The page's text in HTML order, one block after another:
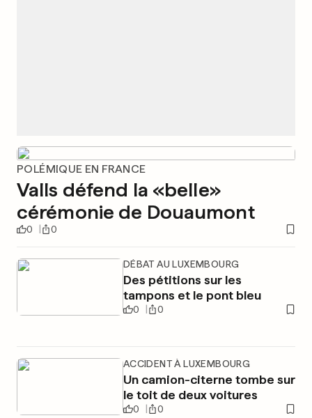
POLÉMIQUE EN FRANCE
Valls défend la «belle»
cérémonie de Douaumont
0 0
DÉBAT AU LUXEMBOURG
Des pétitions sur les
tampons et le pont bleu
0 0
ACCIDENT À LUXEMBOURG
Un camion-citerne tombe sur
le toit de deux voitures
0 0